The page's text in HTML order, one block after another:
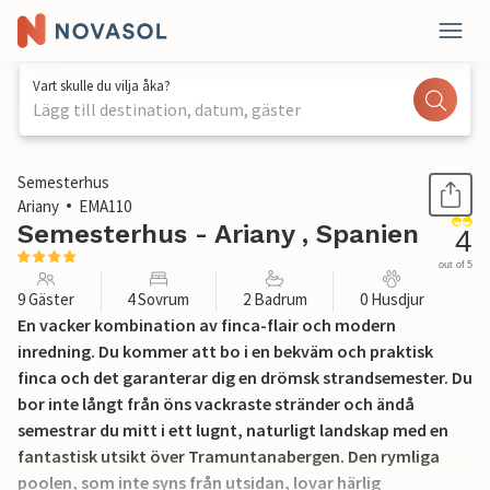
Vart skulle du vilja åka?
Lägg till destination, datum, gäster
1 / 35
Semesterhus
Ariany
EMA110
Semesterhus - Ariany , Spanien 4
out of 5
9 Gäster 4 Sovrum 2 Badrum 0 Husdjur
En vacker kombination av finca-flair och modern
inredning. Du kommer att bo i en bekväm och praktisk
finca och det garanterar dig en drömsk strandsemester. Du
bor inte långt från öns vackraste stränder och ändå
semestrar du mitt i ett lugnt, naturligt landskap med en
fantastisk utsikt över Tramuntanabergen. Den rymliga
poolen, som inte syns från utsidan, lovar härlig